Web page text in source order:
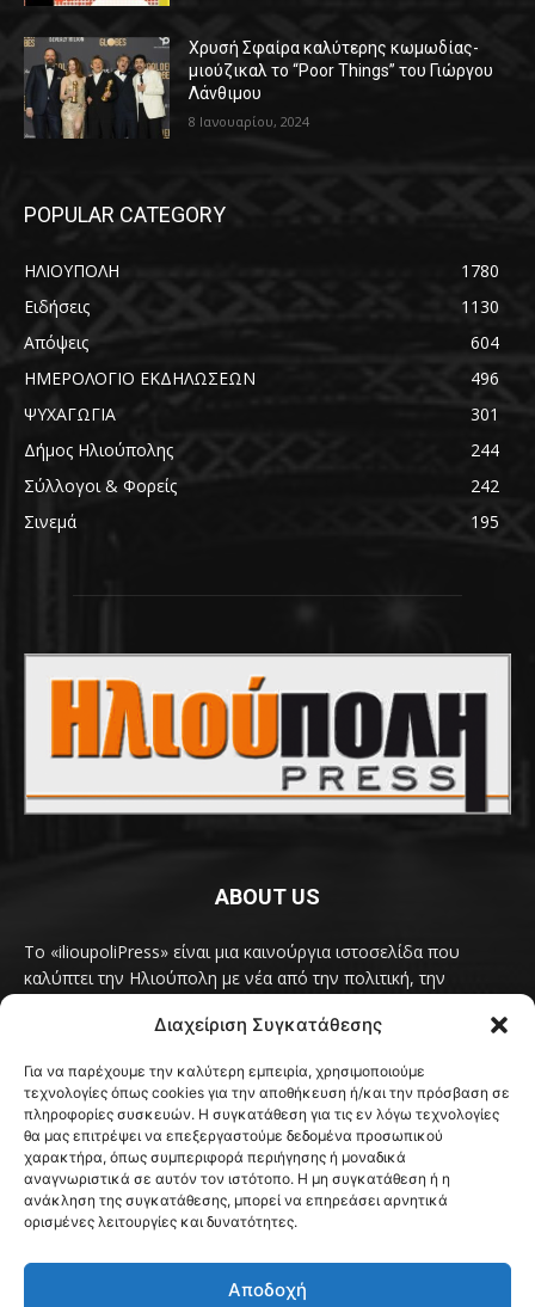
Διαχείριση Συγκατάθεσης
Για να παρέχουμε την καλύτερη εμπειρία, χρησιμοποιούμε
τεχνολογίες όπως cookies για την αποθήκευση ή/και την πρόσβαση σε
πληροφορίες συσκευών. Η συγκατάθεση για τις εν λόγω τεχνολογίες
θα μας επιτρέψει να επεξεργαστούμε δεδομένα προσωπικού
χαρακτήρα, όπως συμπεριφορά περιήγησης ή μοναδικά
αναγνωριστικά σε αυτόν τον ιστότοπο. Η μη συγκατάθεση ή η
ανάκληση της συγκατάθεσης, μπορεί να επηρεάσει αρνητικά
ορισμένες λειτουργίες και δυνατότητες.
Αποδοχή
Χρυσή Σφαίρα καλύτερης κωμωδίας-
μιούζικαλ το “Poor Things” του Γιώργου
Λάνθιμου
8 Ιανουαρίου, 2024
POPULAR CATEGORY
ΗΛΙΟΥΠΟΛΗ
1780
Ειδήσεις
1130
Απόψεις
604
ΗΜΕΡΟΛΟΓΙΟ ΕΚΔΗΛΩΣΕΩΝ
496
ΨΥΧΑΓΩΓΙΑ
301
Δήμος Ηλιούπολης
244
Σύλλογοι & Φορείς
242
Σινεμά
195
ABOUT US
Το «ilioupoliPress» είναι μια καινούργια ιστοσελίδα που
καλύπτει την Ηλιούπολη με νέα από την πολιτική, την
Ηλιούπολης, των δημοτικών παρατάξεων και των
κάτι να πουν.Διαβάστε εδώ
Επικοινωνήστε μαζί μας στοilioupolipress1@yahoo.com
FOLLOW US